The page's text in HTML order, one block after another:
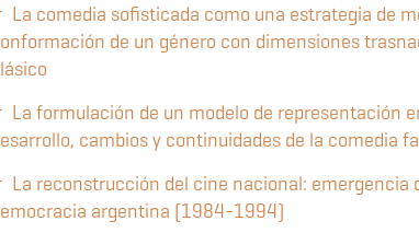
La comedia sofisticada como una estrategia de
de un género con dimensiones
La formulación de un modelo de representación
cambios y continuidades de la comedia
La reconstrucción del cine nacional: emergencia
argentina (1984-1994)